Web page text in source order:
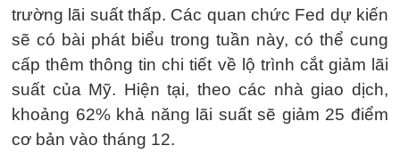
trường lãi suất thấp. Các quan chức Fed dự kiến
sẽ có bài phát biểu trong tuần này, có thể cung
cấp thêm thông tin chi tiết về lộ trình cắt giảm lãi
suất của Mỹ. Hiện tại, theo các nhà giao dịch,
khoảng 62% khả năng lãi suất sẽ giảm 25 điểm
cơ bản vào tháng 12.